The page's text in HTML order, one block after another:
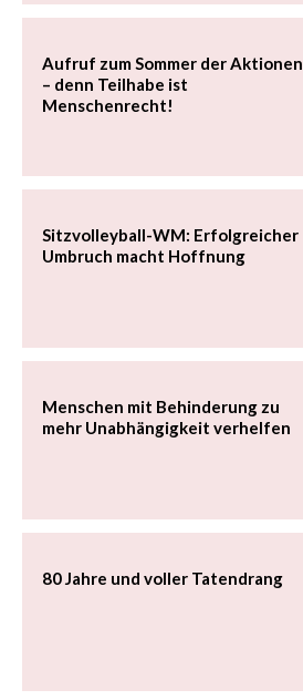
Aufruf zum Sommer der Aktionen
– denn Teilhabe ist
Menschenrecht!
Sitzvolleyball-WM: Erfolgreicher
Umbruch macht Hoffnung
Menschen mit Behinderung zu
mehr Unabhängigkeit verhelfen
80 Jahre und voller Tatendrang